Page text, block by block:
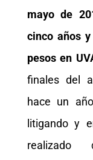
mayo de
cinco años
pesos en
finales del
hace un
litigando y
realizado